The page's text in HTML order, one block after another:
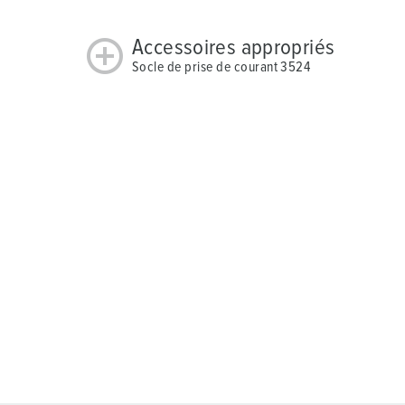
Accessoires appropriés
Socle de prise de courant 3524